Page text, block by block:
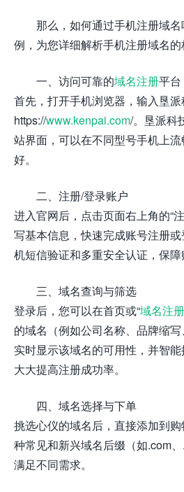
那么，如何通过手机注册域
例，为您详细解析手机注册域名的
一、访问可靠的域名注册平台
首先，打开手机浏览器，输入垦
https://www.kenpai.com/。垦派科
站界面，可以在不同型号手机上
好。
二、注册/登录账户
进入官网后，点击页面右上角的“
写基本信息，快速完成账号注册
机短信验证和多重安全认证，保障
三、域名查询与筛选
登录后，您可以在首页或“域名注册
的域名（例如公司名称、品牌缩
实时显示该域名的可用性，并智能
大大提高注册成功率。
四、域名选择与下单
挑选心仪的域名后，直接添加到
种常见和新兴域名后缀（如.com
满足不同需求。